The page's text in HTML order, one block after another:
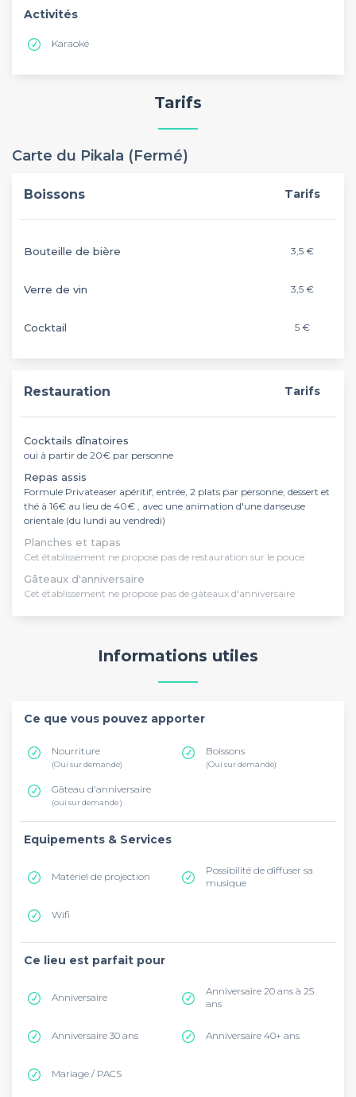
Activités
Karaoké
Tarifs
Carte du Pikala (Fermé)
Boissons Tarifs
Bouteille de bière 3,5 €
Verre de vin 3,5 €
Cocktail 5 €
Restauration Tarifs
Cocktails dînatoires
oui à partir de 20€ par personne
Repas assis
Formule Privateaser apéritif, entrée, 2 plats par personne, dessert et
thé à 16€ au lieu de 40€ , avec une animation d'une danseuse
orientale (du lundi au vendredi)
Planches et tapas
Cet établissement ne propose pas de restauration sur le pouce
Gâteaux d'anniversaire
Cet établissement ne propose pas de gâteaux d'anniversaire
Informations utiles
Ce que vous pouvez apporter
Nourriture
(Oui sur demande)
Boissons
(Oui sur demande)
Gâteau d'anniversaire
(oui sur demande )
Equipements & Services
Matériel de projection
Possibilité de diffuser sa
musique
Wifi
Ce lieu est parfait pour
Anniversaire
Anniversaire 20 ans à 25
ans
Anniversaire 30 ans Anniversaire 40+ ans
Mariage / PACS